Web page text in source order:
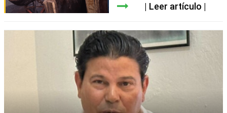
Leer artículo